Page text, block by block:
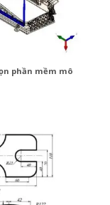
phần mềm mô